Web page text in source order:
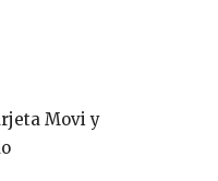
Movi y